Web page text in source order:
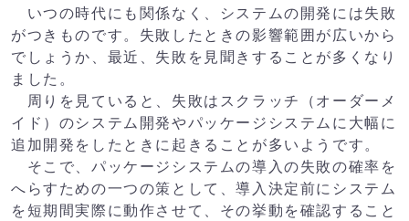
いつの時代にも関係なく、システムの開発には失敗
がつきものです。失敗したときの影響範囲が広いから
でしょうか、最近、失敗を見聞きすることが多くなり
ました。
周りを見ていると、失敗はスクラッチ（オーダーメ
イド）のシステム開発やパッケージシステムに大幅に
追加開発をしたときに起きることが多いようです。
そこで、パッケージシステムの導入の失敗の確率を
へらすための一つの策として、導入決定前にシステム
を短期間実際に動作させて、その挙動を確認すること